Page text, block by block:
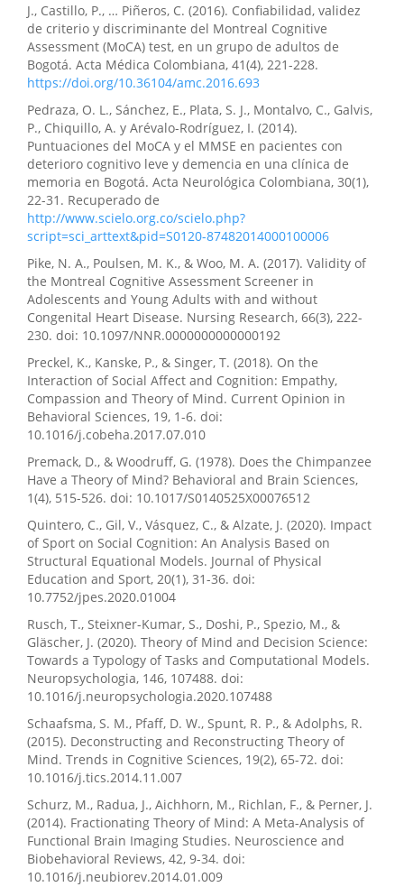
J., Castillo, P., … Piñeros, C. (2016). Confiabilidad, validez
de criterio y discriminante del Montreal Cognitive
Assessment (MoCA) test, en un grupo de adultos de
Bogotá. Acta Médica Colombiana, 41(4), 221-228.
https://doi.org/10.36104/amc.2016.693
Pedraza, O. L., Sánchez, E., Plata, S. J., Montalvo, C., Galvis,
P., Chiquillo, A. y Arévalo-Rodríguez, I. (2014).
Puntuaciones del MoCA y el MMSE en pacientes con
deterioro cognitivo leve y demencia en una clínica de
memoria en Bogotá. Acta Neurológica Colombiana, 30(1),
22-31. Recuperado de
http://www.scielo.org.co/scielo.php?
script=sci_arttext&pid=S0120-87482014000100006
Pike, N. A., Poulsen, M. K., & Woo, M. A. (2017). Validity of
the Montreal Cognitive Assessment Screener in
Adolescents and Young Adults with and without
Congenital Heart Disease. Nursing Research, 66(3), 222-
230. doi: 10.1097/NNR.0000000000000192
Preckel, K., Kanske, P., & Singer, T. (2018). On the
Interaction of Social Affect and Cognition: Empathy,
Compassion and Theory of Mind. Current Opinion in
Behavioral Sciences, 19, 1-6. doi:
10.1016/j.cobeha.2017.07.010
Premack, D., & Woodruff, G. (1978). Does the Chimpanzee
Have a Theory of Mind? Behavioral and Brain Sciences,
1(4), 515-526. doi: 10.1017/S0140525X00076512
Quintero, C., Gil, V., Vásquez, C., & Alzate, J. (2020). Impact
of Sport on Social Cognition: An Analysis Based on
Structural Equational Models. Journal of Physical
Education and Sport, 20(1), 31-36. doi:
10.7752/jpes.2020.01004
Rusch, T., Steixner-Kumar, S., Doshi, P., Spezio, M., &
Gläscher, J. (2020). Theory of Mind and Decision Science:
Towards a Typology of Tasks and Computational Models.
Neuropsychologia, 146, 107488. doi:
10.1016/j.neuropsychologia.2020.107488
Schaafsma, S. M., Pfaff, D. W., Spunt, R. P., & Adolphs, R.
(2015). Deconstructing and Reconstructing Theory of
Mind. Trends in Cognitive Sciences, 19(2), 65-72. doi:
10.1016/j.tics.2014.11.007
Schurz, M., Radua, J., Aichhorn, M., Richlan, F., & Perner, J.
(2014). Fractionating Theory of Mind: A Meta-Analysis of
Functional Brain Imaging Studies. Neuroscience and
Biobehavioral Reviews, 42, 9-34. doi:
10.1016/j.neubiorev.2014.01.009